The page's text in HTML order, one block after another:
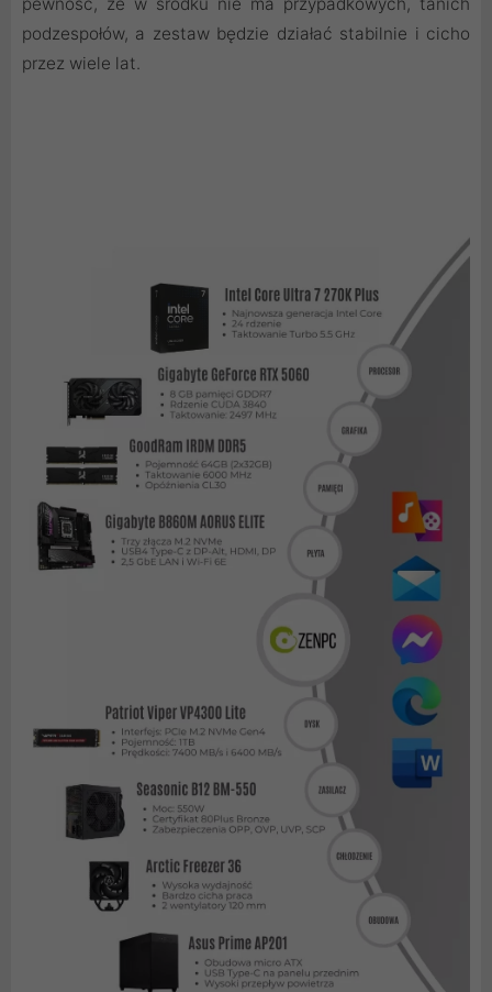
podzespołów, a zestaw będzie działać stabilnie i cicho
przez wiele lat.